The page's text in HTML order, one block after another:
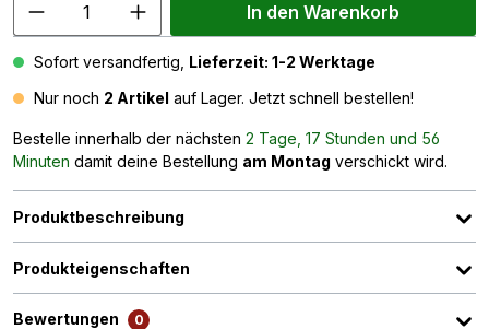
In den Warenkorb
Sofort versandfertig, Lieferzeit: 1-2 Werktage
Nur noch 2 Artikel auf Lager. Jetzt schnell bestellen!
Bestelle innerhalb der nächsten 2 Tage, 17 Stunden und 56
Minuten damit deine Bestellung am Montag verschickt wird.
Produktbeschreibung
Produkteigenschaften
Bewertungen 0